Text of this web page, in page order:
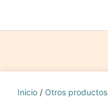
Inicio / Otros productos